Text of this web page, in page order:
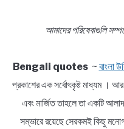
আমাদের পরিষেবাগুলি
Bengali quotes~
প্রকাশের এক সর্বোৎকৃষ্ট মাধ্যম ।
এবং মার্জিত তাহলে তা একটি
সম্ভারে রয়েছে সেরকমই কিছু